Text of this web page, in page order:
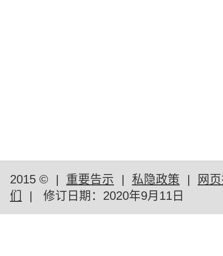
2015 © | 重要告示 | 私隐政策 |
网
们
| 修订日期： 2020年9月11日